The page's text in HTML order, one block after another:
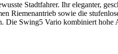
Stadtfahrer. Ihr eleganter,
Riemenantrieb sowie die
Die Swing5 Vario kombiniert